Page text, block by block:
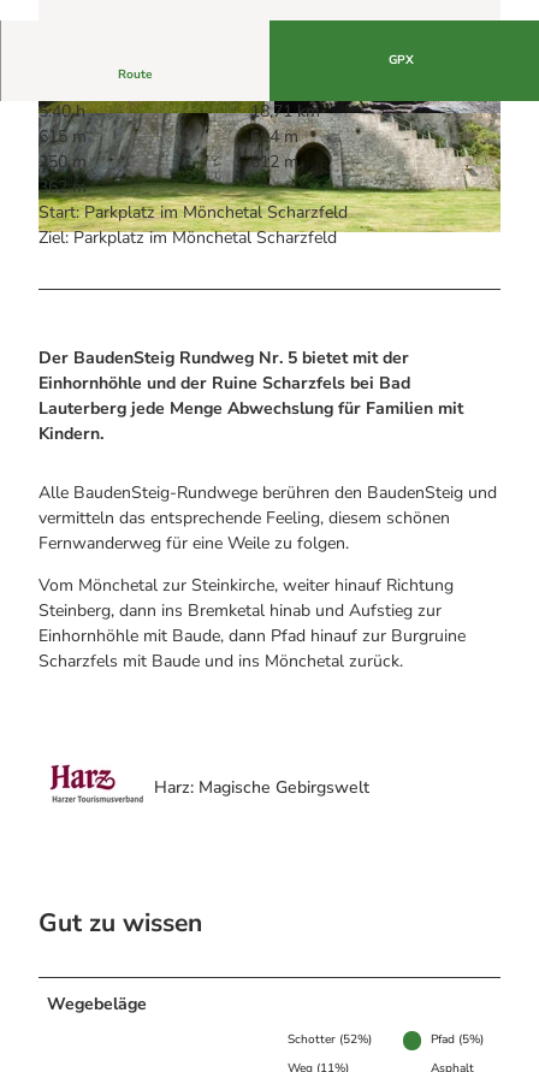
Wanderführer Jörg Kühnhold
Einkaufen
© Christian Francken, Harzer Sonnenseite
© Firouz Vladi, Förderverein Deutsches Gipsmu
seum und Karstwanderweg e.V. |CC-BY
© Dr. Ralf Nielbock / GUf e.V. | CC-BY
Route
GPX
5:40 h
18,71 km
615 m
614 m
250 m
612 m
362 m
Start: Parkplatz im Mönchetal Scharzfeld
Ziel: Parkplatz im Mönchetal Scharzfeld
Der BaudenSteig Rundweg Nr. 5 bietet mit der
Einhornhöhle und der Ruine Scharzfels bei Bad
Lauterberg jede Menge Abwechslung für Familien mit
Kindern.
Alle BaudenSteig-Rundwege berühren den BaudenSteig und
vermitteln das entsprechende Feeling, diesem schönen
Fernwanderweg für eine Weile zu folgen.
Vom Mönchetal zur Steinkirche, weiter hinauf Richtung
Steinberg, dann ins Bremketal hinab und Aufstieg zur
Einhornhöhle mit Baude, dann Pfad hinauf zur Burgruine
Scharzfels mit Baude und ins Mönchetal zurück.
Harz: Magische Gebirgswelt
Gut zu wissen
Wegebeläge
Schotter (52%)
Pfad (5%)
Weg (11%)
Asphalt